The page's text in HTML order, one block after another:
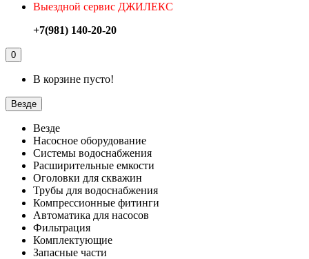
Выездной сервис ДЖИЛЕКС
+7(981) 140-20-20
0
В корзине пусто!
Везде
Везде
Насосное оборудование
Системы водоснабжения
Расширительные емкости
Оголовки для скважин
Трубы для водоснабжения
Компрессионные фитинги
Автоматика для насосов
Фильтрация
Комплектующие
Запасные части